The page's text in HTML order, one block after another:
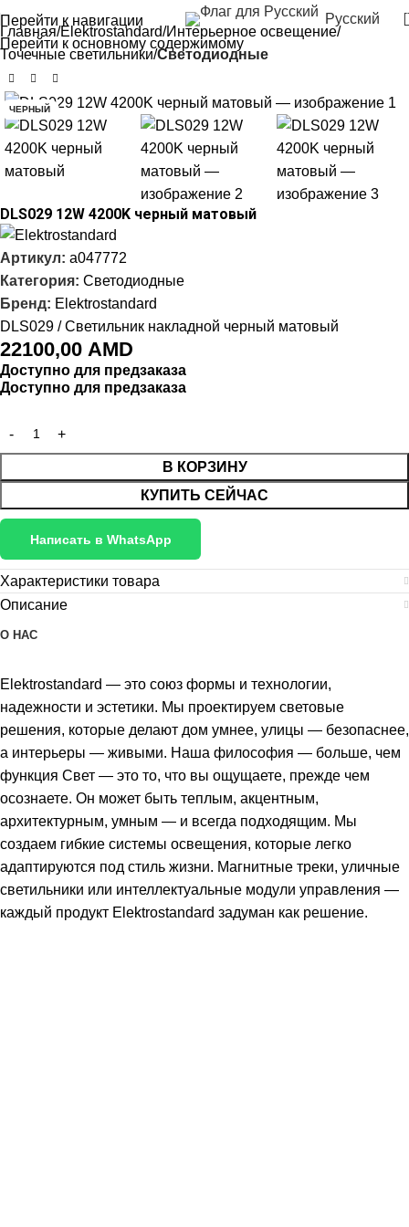
Перейти к навигации
Перейти к основному содержимому
Русский
Главная Elektrostandard Интерьерное освещение
Точечные светильники Светодиодные
ЧЕРНЫЙ
DLS029 12W 4200K черный матовый
Артикул: a047772
Категория: Светодиодные
Бренд: Elektrostandard
DLS029 / Светильник накладной черный матовый
22100,00 AMD
Доступно для предзаказа
Доступно для предзаказа
В КОРЗИНУ
КУПИТЬ СЕЙЧАС
Написать в WhatsApp
Характеристики товара
Описание
О НАС
Elektrostandard — это союз формы и технологии,
надежности и эстетики. Мы проектируем световые
решения, которые делают дом умнее, улицы — безопаснее,
а интерьеры — живыми. Наша философия — больше, чем
функция Свет — это то, что вы ощущаете, прежде чем
осознаете. Он может быть теплым, акцентным,
архитектурным, умным — и всегда подходящим. Мы
создаем гибкие системы освещения, которые легко
адаптируются под стиль жизни. Магнитные треки, уличные
светильники или интеллектуальные модули управления —
каждый продукт Elektrostandard задуман как решение.